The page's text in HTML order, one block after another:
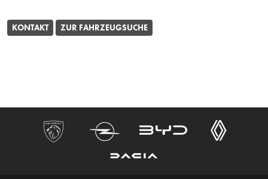
KONTAKT ZUR FAHRZEUGSUCHE